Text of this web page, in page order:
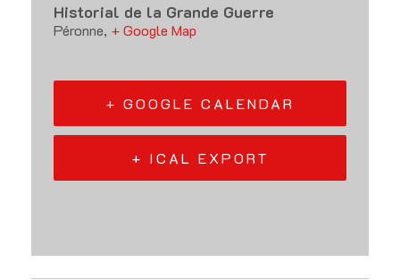
Historial de la Grande Guerre
Péronne, + Google Map
+ GOOGLE CALENDAR
+ ICAL EXPORT